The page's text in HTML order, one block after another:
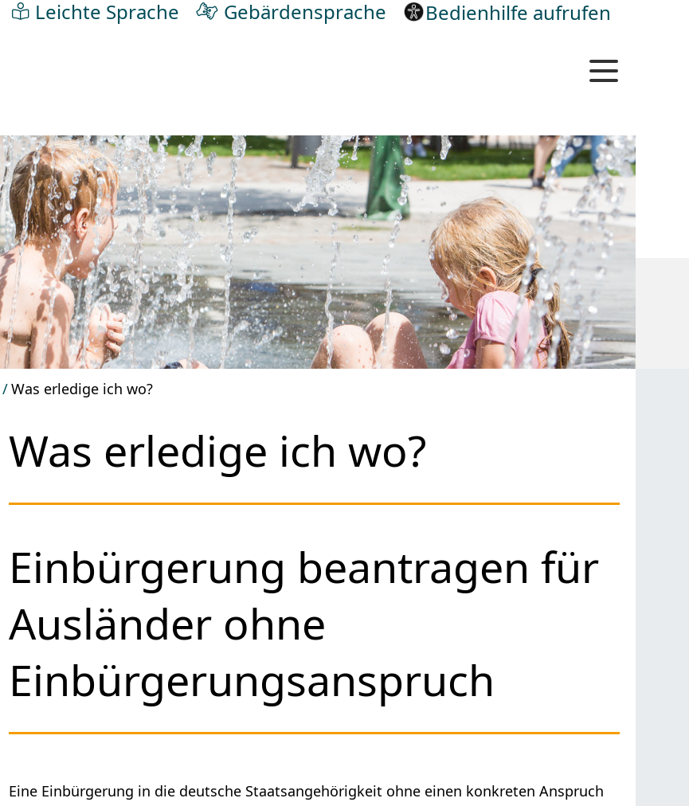
Leichte Sprache Gebärdensprache Bedienhilfe aufrufen
Was erledige ich wo?
Was erledige ich wo?
Einbürgerung beantragen für
Ausländer ohne
Einbürgerungsanspruch
Eine Einbürgerung in die deutsche Staatsangehörigkeit ohne einen konkreten Anspruch